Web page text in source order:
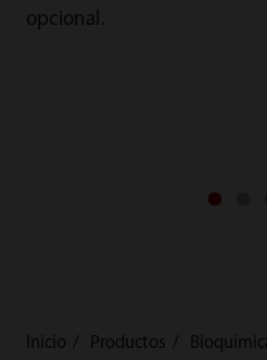
opcional.
Inicio Productos